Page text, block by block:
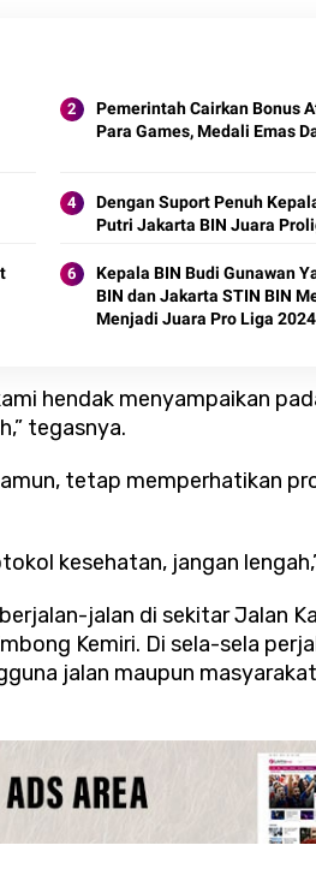
Pemerintah Cairkan Bonus
Para Games, Medali Emas
Dengan Suport Penuh
Putri Jakarta BIN Juara
Kepala BIN Budi Gunawan
BIN dan Jakarta STIN BIN
Menjadi Juara Pro Liga 2024
hendak menyampaikan
tegasnya.
tetap memperhatikan
kesehatan, jangan
jalan di sekitar Jalan
Kemiri. Di sela-sela
jalan maupun